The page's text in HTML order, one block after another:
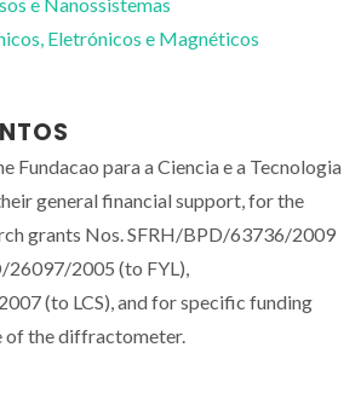
Eletrónicos e Magnéticos
Fundacao para a Ciencia e a Tecnologia
general financial support, for the
grants Nos. SFRH/BPD/63736/2009
26097/2005 (to FYL),
(to LCS), and for specific funding
of the diffractometer.